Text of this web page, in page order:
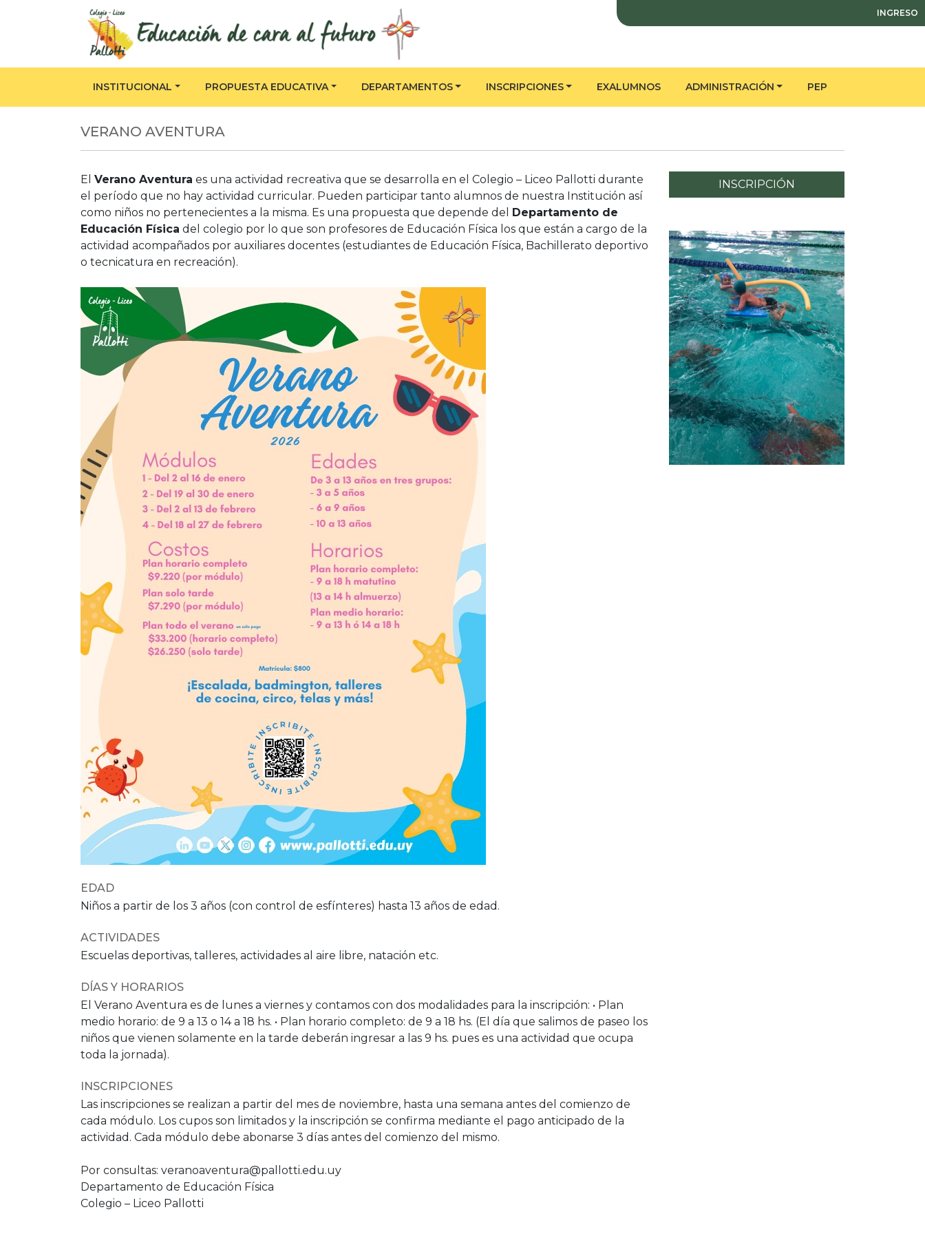
INGRESO
INSTITUCIONAL PROPUESTA EDUCATIVA DEPARTAMENTOS INSCRIPCIONES EXALUMNOS ADMINISTRACIÓN PEP
VERANO AVENTURA
El Verano Aventura es una actividad recreativa que se desarrolla en el Colegio – Liceo Pallotti durante
el período que no hay actividad curricular. Pueden participar tanto alumnos de nuestra Institución así
como niños no pertenecientes a la misma. Es una propuesta que depende del Departamento de
Educación Física del colegio por lo que son profesores de Educación Física los que están a cargo de la
actividad acompañados por auxiliares docentes (estudiantes de Educación Física, Bachillerato deportivo
o tecnicatura en recreación).
EDAD
Niños a partir de los 3 años (con control de esfínteres) hasta 13 años de edad.
ACTIVIDADES
Escuelas deportivas, talleres, actividades al aire libre, natación etc.
DÍAS Y HORARIOS
El Verano Aventura es de lunes a viernes y contamos con dos modalidades para la inscripción: • Plan
medio horario: de 9 a 13 o 14 a 18 hs. • Plan horario completo: de 9 a 18 hs. (El día que salimos de paseo los
niños que vienen solamente en la tarde deberán ingresar a las 9 hs. pues es una actividad que ocupa
toda la jornada).
INSCRIPCIONES
Las inscripciones se realizan a partir del mes de noviembre, hasta una semana antes del comienzo de
cada módulo. Los cupos son limitados y la inscripción se confirma mediante el pago anticipado de la
actividad. Cada módulo debe abonarse 3 días antes del comienzo del mismo.
Por consultas: veranoaventura@pallotti.edu.uy
Departamento de Educación Física
Colegio – Liceo Pallotti
INSCRIPCIÓN